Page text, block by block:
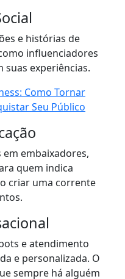
e histórias de
influenciadores
experiências.
Como Tornar
Seu Público
embaixadores,
quem indica
criar uma corrente
e atendimento
e personalizada. O
sempre há alguém